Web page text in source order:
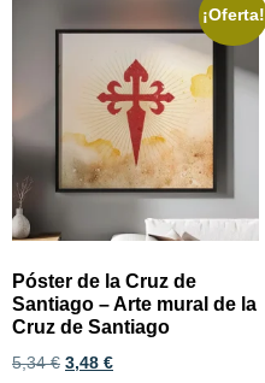
¡Oferta!
Póster de la Cruz de
Santiago – Arte mural de la
Cruz de Santiago
5,34€ 3,48 €